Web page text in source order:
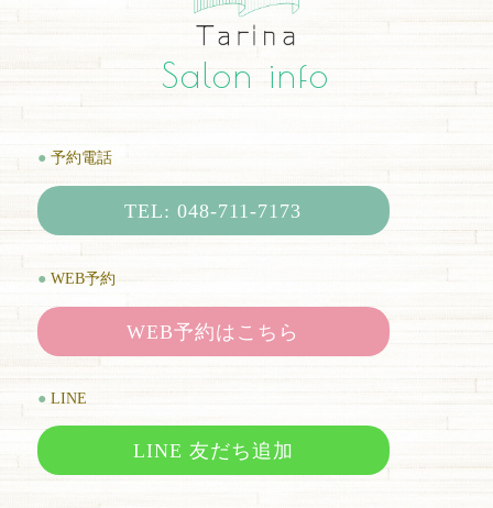
Salon info
● 予約電話
TEL: 048-711-7173
● WEB予約
WEB予約はこちら
● LINE
LINE 友だち追加